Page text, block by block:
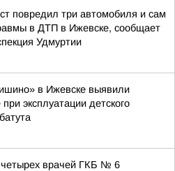
повредил три автомобиля и сам
в ДТП в Ижевске, сообщает
Удмуртии
в Ижевске выявили
эксплуатации детского
врачей ГКБ № 6